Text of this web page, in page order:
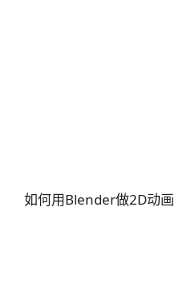
如何用Blender做2D动画